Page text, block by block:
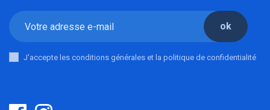
ok
J'accepte les conditions générales et la politique de confidentialité